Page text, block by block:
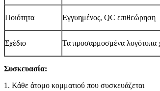
Ποιότητα Εγγυημένος, QC επιθεώρηση
Σχέδιο Τα προσαρμοσμένα λογότυπα
Συσκευασία:
1. Κάθε άτομο κομματιού που συσκευάζεται